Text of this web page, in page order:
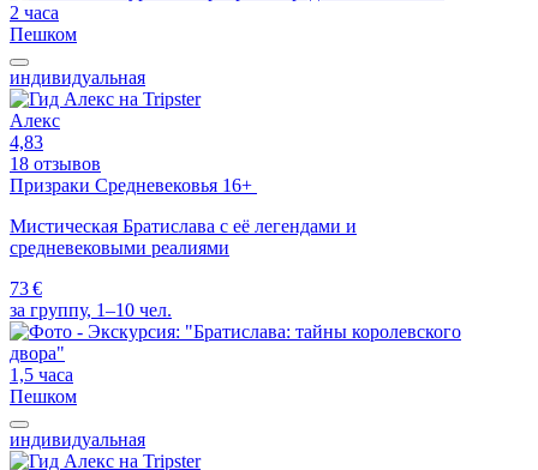
2 часа
Пешком
индивидуальная
Алекс
4,83
18 отзывов
Призраки Средневековья 16+
Мистическая Братислава с её легендами и
средневековыми реалиями
73 €
за группу, 1–10 чел.
1,5 часа
Пешком
индивидуальная